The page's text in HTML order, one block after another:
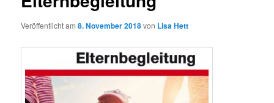
Veröffentlicht am8. November 2018von Lisa Hett